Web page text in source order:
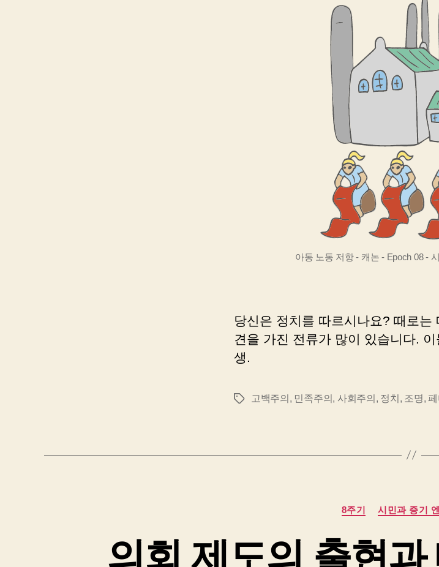
아동 노동 저항 - 캐논 - Epoch 08 -
당신은 정치를 따르시나요? 때로는
견을 가진 전류가 많이 있습니다.
생.
태
고백주의 , 민족주의 , 사회주의 , 정치 , 조명,
카
테
리
8주기 시민과 증기
의회 제도의 출현